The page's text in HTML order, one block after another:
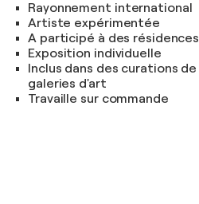
Rayonnement international
Artiste expérimentée
A participé à des résidences
Exposition individuelle
Inclus dans des curations de
galeries d'art
Travaille sur commande